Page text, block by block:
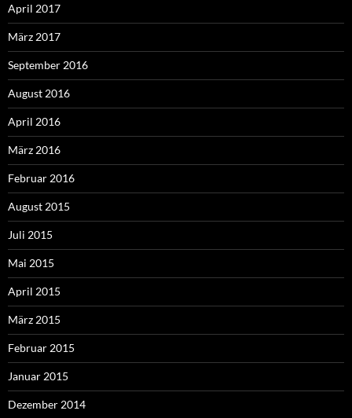
April 2017
März 2017
September 2016
August 2016
April 2016
März 2016
Februar 2016
August 2015
Juli 2015
Mai 2015
April 2015
März 2015
Februar 2015
Januar 2015
Dezember 2014